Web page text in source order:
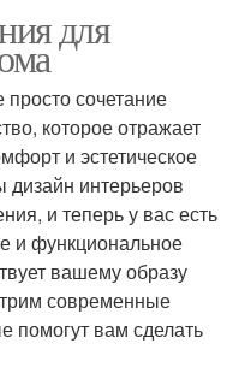
для
сочетание
которое отражает
и эстетическое
дизайн интерьеров
и теперь у вас есть
и функциональное
вашему образу
современные
помогут вам сделать